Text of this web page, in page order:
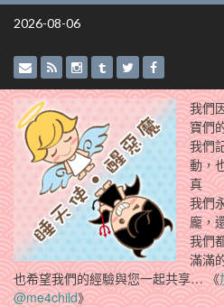
Skip
2026-08-06
我們
寶們
我們
動，
真
我們
龐，
我們
滿滿
也希望我們的經驗與您一起共享… 《
@me4child》